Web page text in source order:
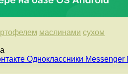
маслинами сухом
Одноклассники Messenger